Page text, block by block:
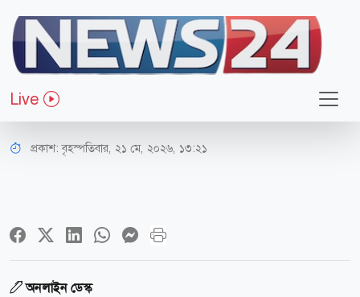
Live
অর্থ-বাণিজ্য
নবম পে-স্কেল ঘিরে নতুন শঙ্কা, চাপে
পড়তে পারেন বেসরকারি চাকরিজীবীরা
প্রকাশ:বৃহস্পতিবার, ২১ মে, ২০২৬, ১৩:২১
অনলাইন ডেস্ক